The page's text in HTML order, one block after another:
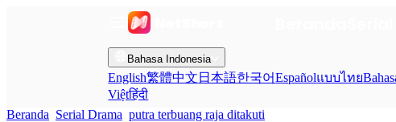
Bahasa Indonesia
English繁體中文 日本語한국어Españolแบบไทย
Việtहिंदी
Beranda Serial Drama putra terbuang raja ditakuti